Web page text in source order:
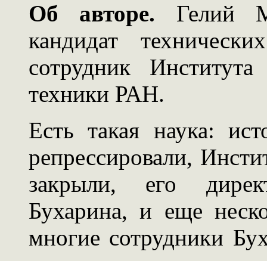
Об авторе. Гелий
кандидат
сотрудник
техники РАН.
Есть такая наука:
репрессировали,
закрыли, его
Бухарина, и еще
многие сотрудники